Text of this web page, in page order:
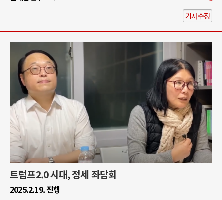
기사수정
트럼프2.0 시대, 정세 좌담회
2025.2.19. 진행